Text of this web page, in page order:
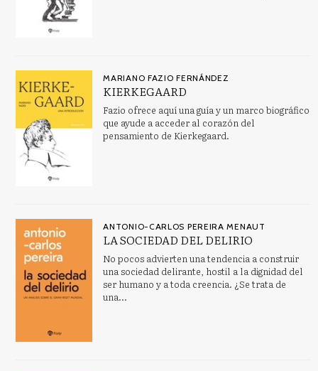
MARIANO FAZIO FERNÁNDEZ
KIERKEGAARD
Fazio ofrece aquí una guía y un marco biográfico
que ayude a acceder al corazón del
pensamiento de Kierkegaard.
ANTONIO-CARLOS PEREIRA MENAUT
LA SOCIEDAD DEL DELIRIO
No pocos advierten una tendencia a construir
una sociedad delirante, hostil a la dignidad del
ser humano y a toda creencia. ¿Se trata de
una...